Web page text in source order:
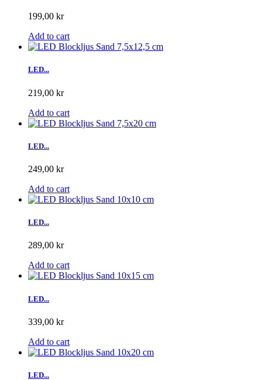
199,00 kr
Add to cart
LED...
219,00 kr
Add to cart
LED...
249,00 kr
Add to cart
LED...
289,00 kr
Add to cart
LED...
339,00 kr
Add to cart
LED...